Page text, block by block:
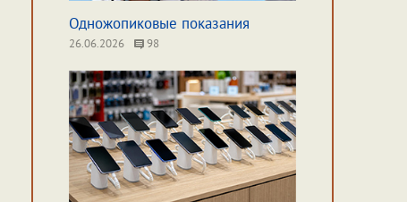
Одножопиковые показания
26.06.2026 98